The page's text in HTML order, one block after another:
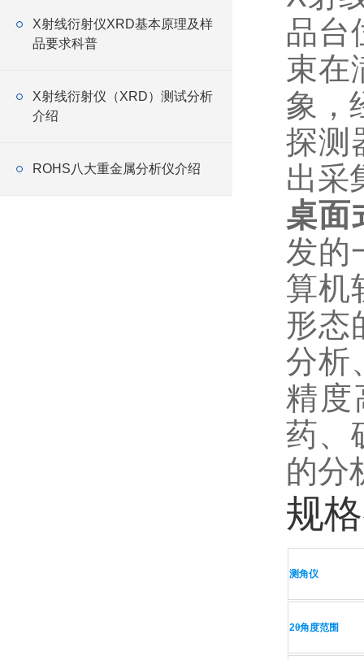
X射线衍射仪XRD基本原理及样
品要求科普
X射线衍射仪（XRD）测试分析
介绍
ROHS八大重金属分析仪介绍
品台
束在
象，
探测
出采
桌面
发的
算机
形态
分析
精度
药、
的分
规
测角仪
2θ角度范围